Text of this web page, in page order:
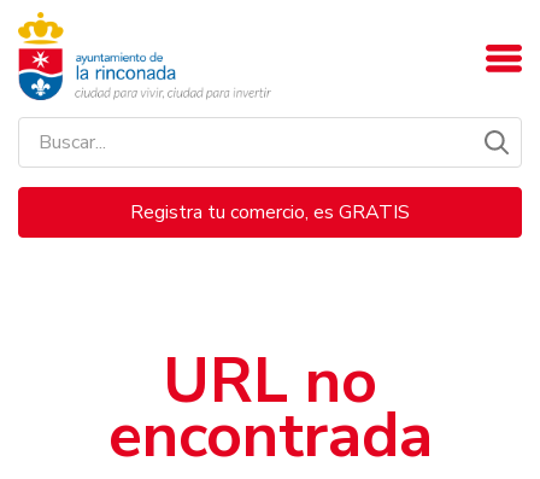
Registra tu comercio, es GRATIS
URL no
encontrada